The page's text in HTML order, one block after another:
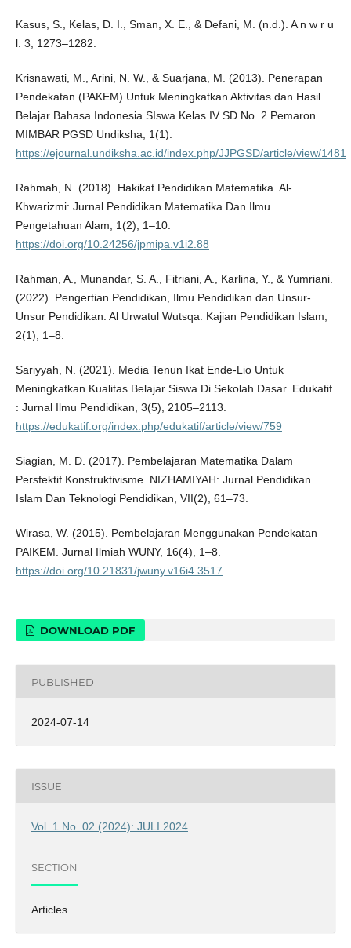
Kasus, S., Kelas, D. I., Sman, X. E., & Defani, M. (n.d.). A n w r u
l. 3, 1273–1282.
Krisnawati, M., Arini, N. W., & Suarjana, M. (2013). Penerapan
Pendekatan (PAKEM) Untuk Meningkatkan Aktivitas dan Hasil
Belajar Bahasa Indonesia SIswa Kelas IV SD No. 2 Pemaron.
MIMBAR PGSD Undiksha, 1(1).
https://ejournal.undiksha.ac.id/index.php/JJPGSD/article/view/1481
Rahmah, N. (2018). Hakikat Pendidikan Matematika. Al-
Khwarizmi: Jurnal Pendidikan Matematika Dan Ilmu
Pengetahuan Alam, 1(2), 1–10.
https://doi.org/10.24256/jpmipa.v1i2.88
Rahman, A., Munandar, S. A., Fitriani, A., Karlina, Y., & Yumriani.
(2022). Pengertian Pendidikan, Ilmu Pendidikan dan Unsur-
Unsur Pendidikan. Al Urwatul Wutsqa: Kajian Pendidikan Islam,
2(1), 1–8.
Sariyyah, N. (2021). Media Tenun Ikat Ende-Lio Untuk
Meningkatkan Kualitas Belajar Siswa Di Sekolah Dasar. Edukatif
: Jurnal Ilmu Pendidikan, 3(5), 2105–2113.
https://edukatif.org/index.php/edukatif/article/view/759
Siagian, M. D. (2017). Pembelajaran Matematika Dalam
Persfektif Konstruktivisme. NIZHAMIYAH: Jurnal Pendidikan
Islam Dan Teknologi Pendidikan, VII(2), 61–73.
Wirasa, W. (2015). Pembelajaran Menggunakan Pendekatan
PAIKEM. Jurnal Ilmiah WUNY, 16(4), 1–8.
https://doi.org/10.21831/jwuny.v16i4.3517
DOWNLOAD PDF
PUBLISHED
2024-07-14
ISSUE
Vol. 1 No. 02 (2024): JULI 2024
SECTION
Articles